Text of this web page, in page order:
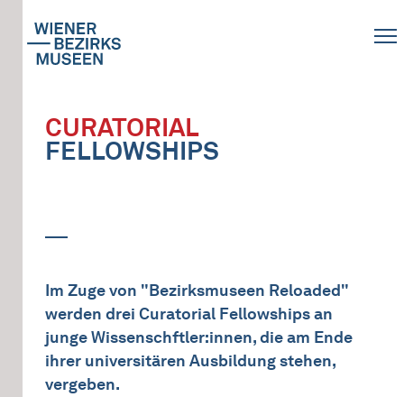
CURATORIAL
FELLOWSHIPS
Im Zuge von "Bezirksmuseen Reloaded"
werden drei Curatorial Fellowships an
junge Wissenschftler:innen, die am Ende
ihrer universitären Ausbildung stehen,
vergeben.